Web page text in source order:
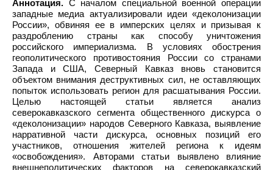
Аннотация. С началом специальной военной операции
западные медиа актуализировали идеи «деколонизации
России», обвиняя ее в имперских целях и призывая к
раздроблению страны как способу уничтожения
российского империализма. В условиях обострения
геополитического противостояния России со странами
Запада и США, Северный Кавказ вновь становится
объектом внимания деструктивных сил, не оставляющих
попыток использовать регион для расшатывания России.
Целью настоящей статьи является анализ
северокавказского сегмента общественного дискурса о
«деколонизации» народов Северного Кавказа, выявление
нарративной части дискурса, основных позиций его
участников, отношения жителей региона к идеям
«освобождения». Авторами статьи выявлено влияние
внешнеполитических факторов на северокавказский